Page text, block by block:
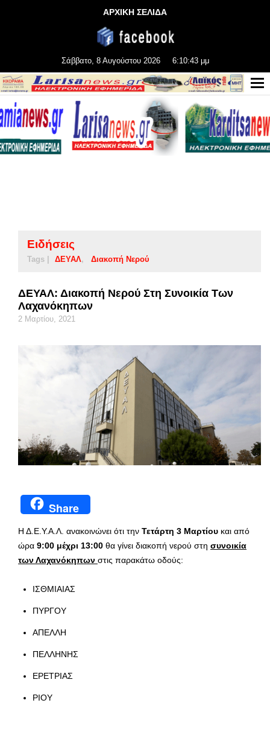
ΑΡΧΙΚΗ ΣΕΛΙΔΑ
Σάββατο, 8 Αυγούστου 2026 6:10:43 μμ
Ειδήσεις
Tags | ΔΕΥΑΛ Διακοπή Νερού
ΔΕΥΑΛ: Διακοπή Νερού Στη Συνοικία Των
Λαχανόκηπων
2 Μαρτίου, 2021
Share
Η Δ.Ε.Υ.Α.Λ. ανακοινώνει ότι την Τετάρτη 3 Μαρτίου και από
ώρα 9:00 μέχρι 13:00 θα γίνει διακοπή νερού στη συνοικία
των Λαχανόκηπων στις παρακάτω οδούς:
ΙΣΘΜΙΑΙΑΣ
ΠΥΡΓΟΥ
ΑΠΕΛΛΗ
ΠΕΛΛΗΝΗΣ
ΕΡΕΤΡΙΑΣ
ΡΙΟΥ